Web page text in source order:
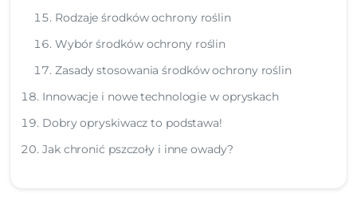
Rodzaje środków ochrony roślin
Wybór środków ochrony roślin
Zasady stosowania środków ochrony roślin
Innowacje i nowe technologie w opryskach
Dobry opryskiwacz to podstawa!
Jak chronić pszczoły i inne owady?